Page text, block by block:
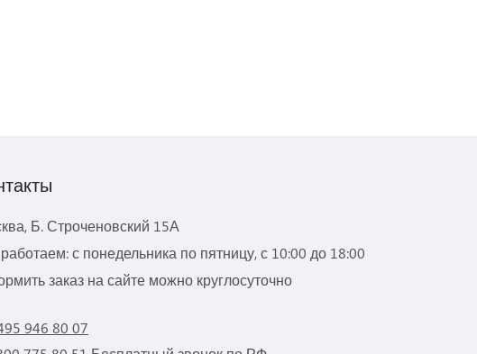
Б. Строченовский 15А
с понедельника по пятницу, с 10:00 до 18:00
заказ на сайте можно круглосуточно
946 80 07